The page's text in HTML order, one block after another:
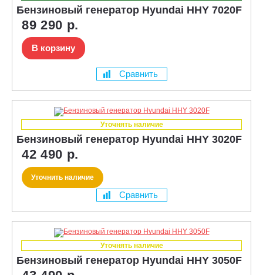
Бензиновый генератор Hyundai HHY 7020F
89 290 р.
В корзину
Сравнить
Уточнять наличие
Бензиновый генератор Hyundai HHY 3020F
42 490 р.
Уточнить наличие
Сравнить
Уточнять наличие
Бензиновый генератор Hyundai HHY 3050F